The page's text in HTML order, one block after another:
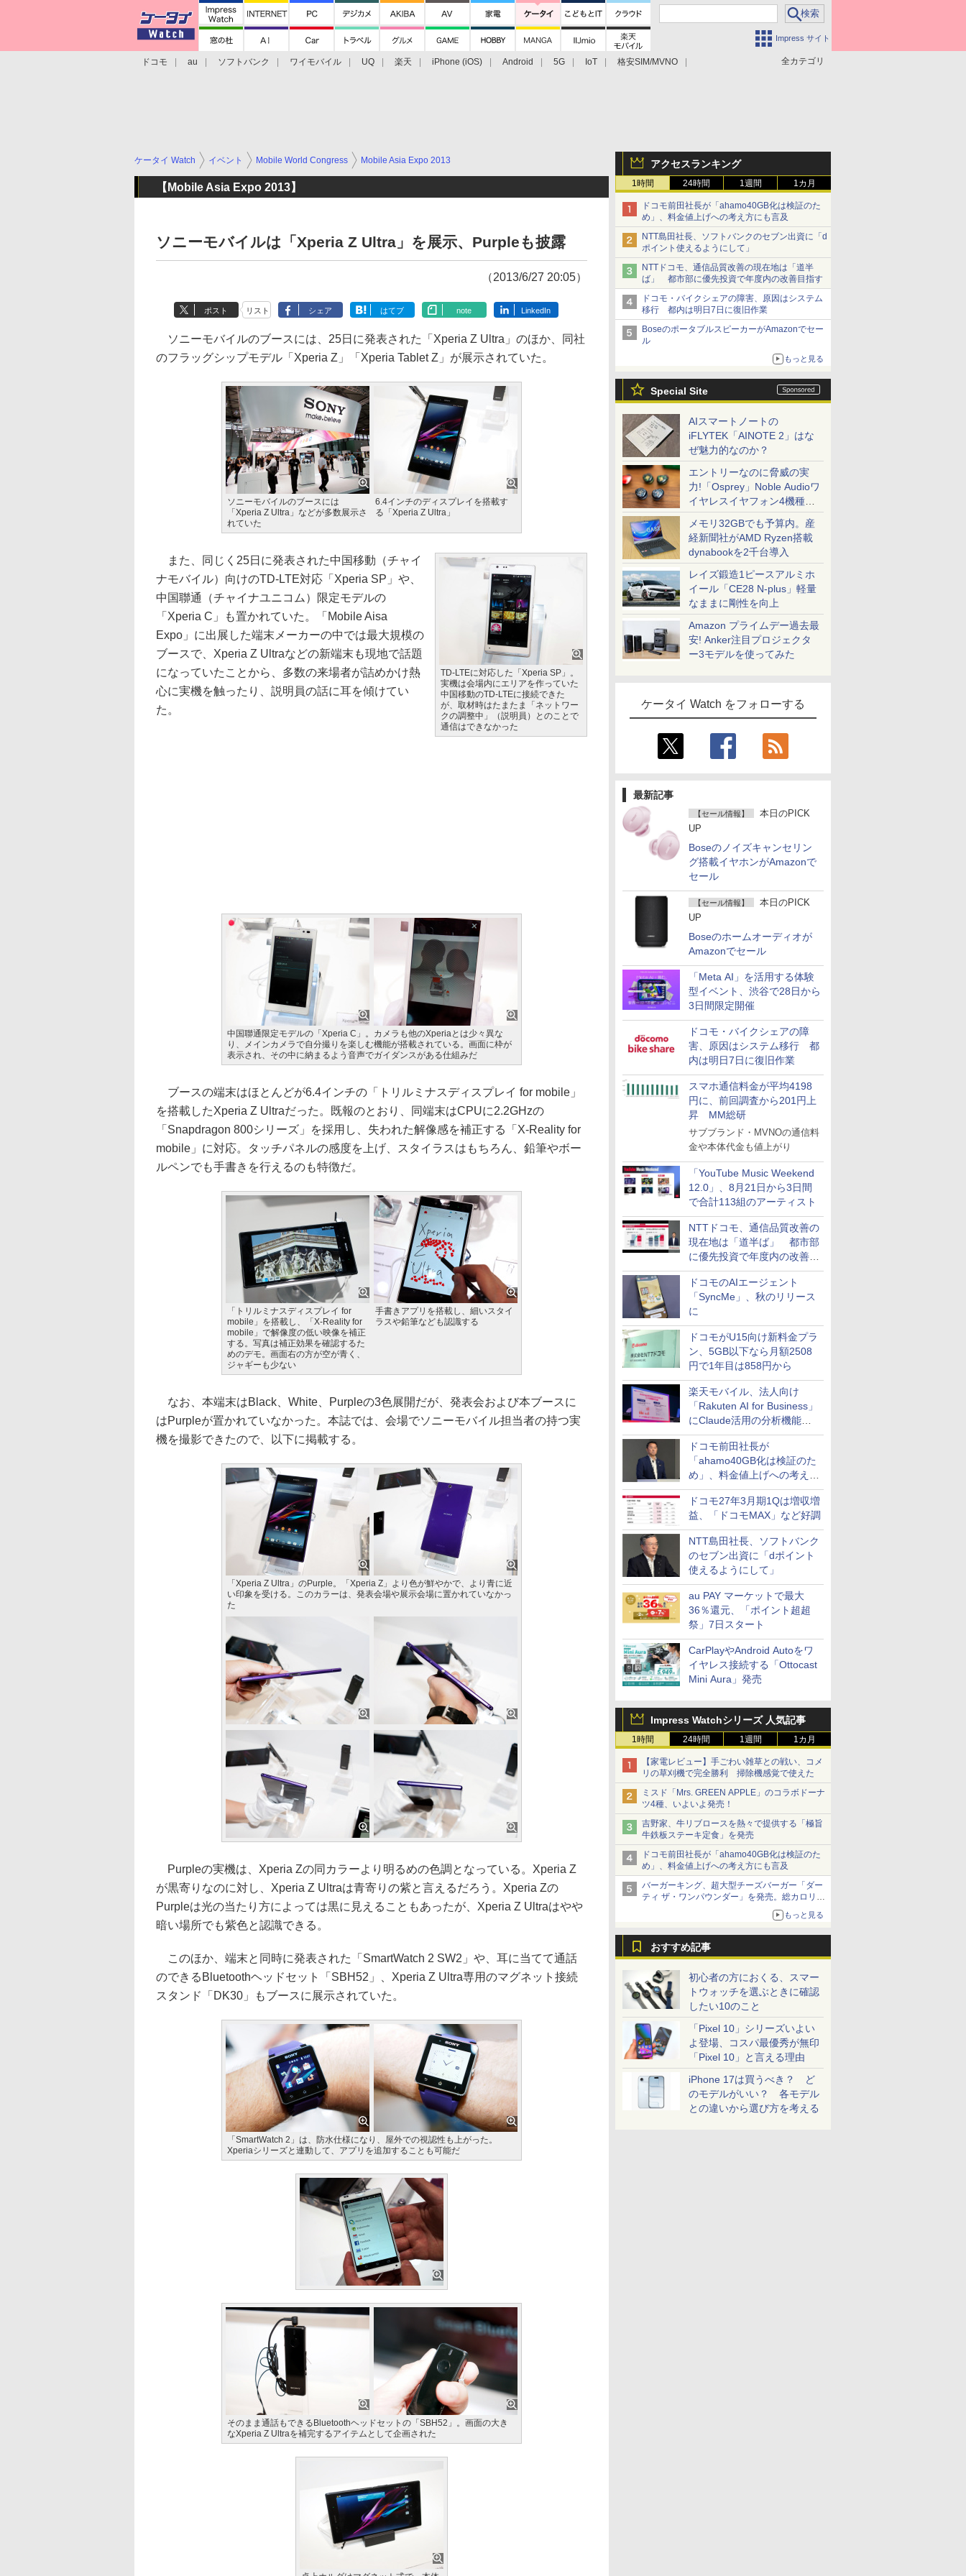
Impress サイト
全カテゴリ
ドコモ au ソフトバンク ワイモバイル UQ 楽天 iPhone (iOS) Android 5G IoT
格安SIM/MVNO
アクセスランキング
1時間 24時間 1週間 1カ月
ドコモ前田社長が「ahamo40GB化は検証のた
め」、料金値上げへの考え方にも言及
NTT島田社長、ソフトバンクのセブン出資に「d
ポイント使えるようにして」
NTTドコモ、通信品質改善の現在地は「道半
ば」 都市部に優先投資で年度内の改善目指す
ドコモ・バイクシェアの障害、原因はシステム
移行 都内は明日7日に復旧作業
BoseのポータブルスピーカーがAmazonでセー
ル
もっと見る
Special Site
AIスマートノートの
iFLYTEK「AINOTE 2」はな
ぜ魅力的なのか？
エントリーなのに脅威の実
力!「Osprey」Noble Audioワ
イヤレスイヤフォン4機種を
一気に聴く
メモリ32GBでも予算内。産
経新聞社がAMD Ryzen搭載
dynabookを2千台導入
レイズ鍛造1ピースアルミホ
イール「CE28 N-plus」軽量
なままに剛性を向上
Amazon プライムデー過去最
安! Anker注目プロジェクタ
ー3モデルを使ってみた
ケータイ Watch をフォローする
最新記事
【セール情報】
本日のPICK
UP
Boseのノイズキャンセリン
グ搭載イヤホンがAmazonで
セール
【セール情報】
本日のPICK
UP
Boseのホームオーディオが
Amazonでセール
「Meta AI」を活用する体験
型イベント、渋谷で28日から
3日間限定開催
ドコモ・バイクシェアの障
害、原因はシステム移行 都
内は明日7日に復旧作業
スマホ通信料金が平均4198
円に、前回調査から201円上
昇 MM総研
サブブランド・MVNOの通信料
金や本体代金も値上がり
「YouTube Music Weekend
12.0」、8月21日から3日間
で合計113組のアーティスト
NTTドコモ、通信品質改善の
現在地は「道半ば」 都市部
に優先投資で年度内の改善目
指す
ドコモのAIエージェント
「SyncMe」、秋のリリース
に
ドコモがU15向け新料金プラ
ン、5GB以下なら月額2508
円で1年目は858円から
楽天モバイル、法人向け
「Rakuten AI for Business」
にClaude活用の分析機能な
どを追加
ドコモ前田社長が
「ahamo40GB化は検証のた
め」、料金値上げへの考え方
にも言及
ドコモ27年3月期1Qは増収増
益、「ドコモMAX」など好調
NTT島田社長、ソフトバンク
のセブン出資に「dポイント
使えるようにして」
au PAY マーケットで最大
36％還元、「ポイント超超
祭」7日スタート
CarPlayやAndroid Autoをワ
イヤレス接続する「Ottocast
Mini Aura」発売
Impress Watchシリーズ 人気記事
1時間 24時間 1週間 1カ月
【家電レビュー】手ごわい雑草との戦い、コメ
リの草刈機で完全勝利 掃除機感覚で使えた
ミスド「Mrs. GREEN APPLE」のコラボドーナ
ツ4種、いよいよ発売！
吉野家、牛リブロースを熱々で提供する「極旨
牛鉄板ステーキ定食」を発売
ドコモ前田社長が「ahamo40GB化は検証のた
め」、料金値上げへの考え方にも言及
バーガーキング、超大型チーズバーガー「ダー
ティ ザ・ワンパウンダー」を発売。総カロリー
もっと見る
おすすめ記事
初心者の方におくる、スマー
トウォッチを選ぶときに確認
したい10のこと
「Pixel 10」シリーズいよい
よ登場、コスパ最優秀が無印
「Pixel 10」と言える理由
iPhone 17は買うべき？ ど
のモデルがいい？ 各モデル
との違いから選び方を考える
ケータイ Watch イベント Mobile World Congress Mobile Asia Expo 2013
【Mobile Asia Expo 2013】
ソニーモバイルは「Xperia Z Ultra」を展示、Purpleも披露
（2013/6/27 20:05）
ポスト リスト シェア はてブ note LinkedIn
ソニーモバイルのブースには、25日に発表された「Xperia Z Ultra」のほか、同社
のフラッグシップモデル「Xperia Z」「Xperia Tablet Z」が展示されていた。
ソニーモバイルのブースには
「Xperia Z Ultra」などが多数展示さ
れていた
6.4インチのディスプレイを搭載す
る「Xperia Z Ultra」
TD-LTEに対応した「Xperia SP」。
実機は会場内にエリアを作っていた
中国移動のTD-LTEに接続できた
が、取材時はたまたま「ネットワー
クの調整中」（説明員）とのことで
通信はできなかった
また、同じく25日に発表された中国移動（チャイ
ナモバイル）向けのTD-LTE対応「Xperia SP」や、
中国聯通（チャイナユニコム）限定モデルの
「Xperia C」も置かれていた。「Mobile Aisa
Expo」に出展した端末メーカーの中では最大規模の
ブースで、Xperia Z Ultraなどの新端末も現地で話題
になっていたことから、多数の来場者が詰めかけ熱
心に実機を触ったり、説明員の話に耳を傾けてい
た。
中国聯通限定モデルの「Xperia C」。カメラも他のXperiaとは少々異な
り、メインカメラで自分撮りを楽しむ機能が搭載されている。画面に枠が
表示され、その中に納まるよう音声でガイダンスがある仕組みだ
ブースの端末はほとんどが6.4インチの「トリルミナスディスプレイ for mobile」
を搭載したXperia Z Ultraだった。既報のとおり、同端末はCPUに2.2GHzの
「Snapdragon 800シリーズ」を採用し、失われた解像感を補正する「X-Reality for
mobile」に対応。タッチパネルの感度を上げ、スタイラスはもちろん、鉛筆やボー
ルペンでも手書きを行えるのも特徴だ。
「トリルミナスディスプレイ for
mobile」を搭載し、「X-Reality for
mobile」で解像度の低い映像を補正
する。写真は補正効果を確認するた
めのデモ。画面右の方が空が青く、
ジャギーも少ない
手書きアプリを搭載し、細いスタイ
ラスや鉛筆なども認識する
なお、本端末はBlack、White、Purpleの3色展開だが、発表会および本ブースに
はPurpleが置かれていなかった。本誌では、会場でソニーモバイル担当者の持つ実
機を撮影できたので、以下に掲載する。
「Xperia Z Ultra」のPurple。「Xperia Z」より色が鮮やかで、より青に近
い印象を受ける。このカラーは、発表会場や展示会場に置かれていなかっ
た
Purpleの実機は、Xperia Zの同カラーより明るめの色調となっている。Xperia Z
が黒寄りなのに対し、Xperia Z Ultraは青寄りの紫と言えるだろう。Xperia Zの
Purpleは光の当たり方によっては黒に見えることもあったが、Xperia Z Ultraはやや
暗い場所でも紫色と認識できる。
このほか、端末と同時に発表された「SmartWatch 2 SW2」や、耳に当てて通話
のできるBluetoothヘッドセット「SBH52」、Xperia Z Ultra専用のマグネット接続
スタンド「DK30」もブースに展示されていた。
「SmartWatch 2」は、防水仕様になり、屋外での視認性も上がった。
Xperiaシリーズと連動して、アプリを追加することも可能だ
そのまま通話もできるBluetoothヘッドセットの「SBH52」。画面の大き
なXperia Z Ultraを補完するアイテムとして企画された